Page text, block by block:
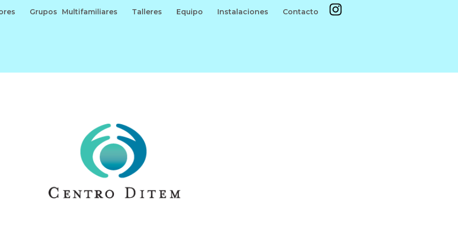
Grupos Multifamiliares Talleres Equipo Instalaciones Contacto